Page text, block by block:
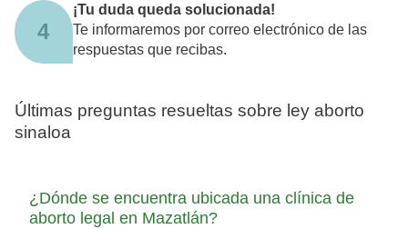
4
¡Tu duda queda solucionada!
Te informaremos por correo electrónico de las
respuestas que recibas.
Últimas preguntas resueltas sobre ley aborto
sinaloa
¿Dónde se encuentra ubicada una clínica de
aborto legal en Mazatlán?